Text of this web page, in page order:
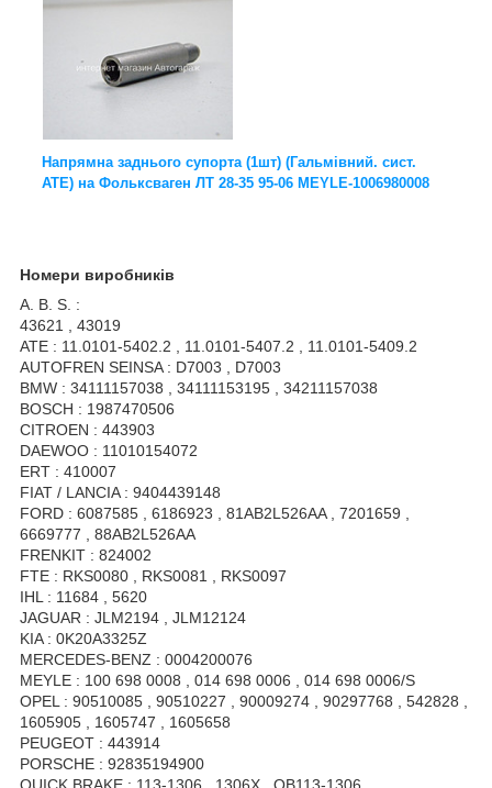
Напрямна заднього супорта (1шт) (Гальмівний. сист.
ATE) на Фольксваген ЛТ 28-35 95-06 MEYLE-1006980008
Номери виробників
A. B. S. :
43621 , 43019
ATE : 11.0101-5402.2 , 11.0101-5407.2 , 11.0101-5409.2
AUTOFREN SEINSA : D7003 , D7003
BMW : 34111157038 , 34111153195 , 34211157038
BOSCH : 1987470506
CITROEN : 443903
DAEWOO : 11010154072
ERT : 410007
FIAT / LANCIA : 9404439148
FORD : 6087585 , 6186923 , 81AB2L526AA , 7201659 ,
6669777 , 88AB2L526AA
FRENKIT : 824002
FTE : RKS0080 , RKS0081 , RKS0097
IHL : 11684 , 5620
JAGUAR : JLM2194 , JLM12124
KIA : 0K20A3325Z
MERCEDES-BENZ : 0004200076
MEYLE : 100 698 0008 , 014 698 0006 , 014 698 0006/S
OPEL : 90510085 , 90510227 , 90009274 , 90297768 , 542828 ,
1605905 , 1605747 , 1605658
PEUGEOT : 443914
PORSCHE : 92835194900